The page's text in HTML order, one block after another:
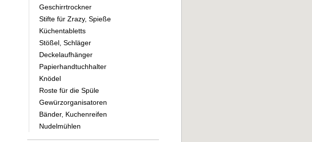
Geschirrtrockner
Stifte für Zrazy, Spieße
Küchentabletts
Stößel, Schläger
Deckelaufhänger
Papierhandtuchhalter
Knödel
Roste für die Spüle
Gewürzorganisatoren
Bänder, Kuchenreifen
Nudelmühlen